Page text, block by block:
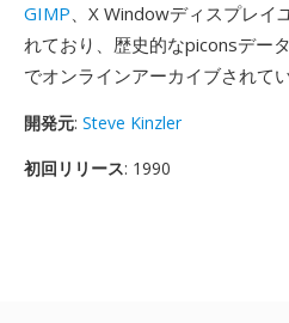
GIMP、X Windowディスプレイ
れており、歴史的なpiconsデー
でオンラインアーカイブされてい
開発元: Steve Kinzler
初回リリース: 1990